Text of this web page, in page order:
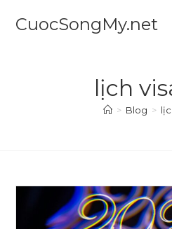
CuocSongMy.net
lịch
> Blog >